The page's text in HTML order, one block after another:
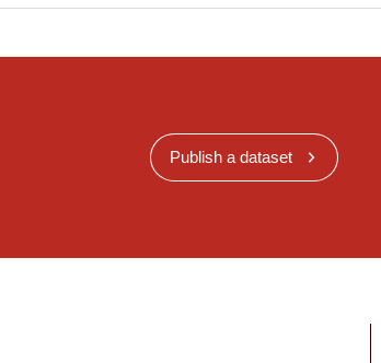
Publish a dataset